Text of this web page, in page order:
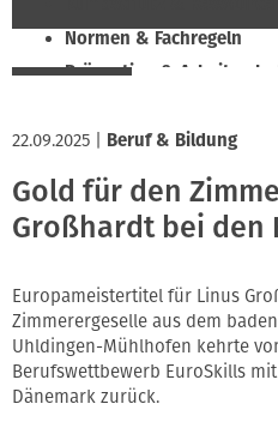
Normen & Fachregeln
Prävention &
Soziales & Tarifpolitik
Verband & Innungen
Innung
22.09.2025 Beruf & Bildung
Gold für den
Großhardt bei den
Europameistertitel für Linus
Zimmerergeselle aus dem
Uhldingen-Mühlhofen kehrte
Berufswettbewerb EuroSkills
Dänemark zurück.